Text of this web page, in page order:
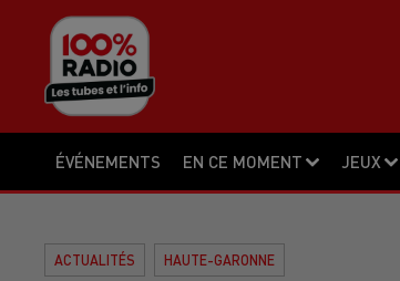
ÉVÉNEMENTS EN CE MOMENT JEUX
ACTUALITÉS HAUTE-GARONNE